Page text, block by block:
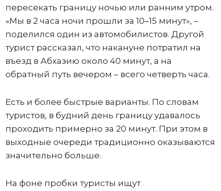
пересекать границу ночью или ранним утром.
«Мы в 2 часа ночи прошли за 10–15 минут», –
поделился один из автомобилистов. Другой
турист рассказал, что накануне потратил на
въезд в Абхазию около 40 минут, а на
обратный путь вечером – всего четверть часа.
Есть и более быстрые варианты. По словам
туристов, в будний день границу удавалось
проходить примерно за 20 минут. При этом в
выходные очереди традиционно оказываются
значительно больше.
На фоне пробки туристы ищут